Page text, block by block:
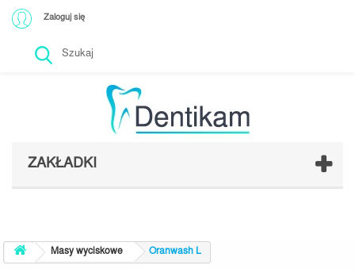
Zaloguj się
ZAKŁADKI
Masy wyciskowe Oranwash L